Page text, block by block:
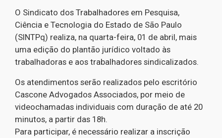
O Sindicato dos Trabalhadores em Pesquisa,
Ciência e Tecnologia do Estado de São Paulo
(SINTPq) realiza, na quarta-feira, 01 de abril, mais
uma edição do plantão jurídico voltado às
trabalhadoras e aos trabalhadores sindicalizados.
Os atendimentos serão realizados pelo escritório
Cascone Advogados Associados, por meio de
videochamadas individuais com duração de até 20
minutos, a partir das 18h.
Para participar, é necessário realizar a inscrição